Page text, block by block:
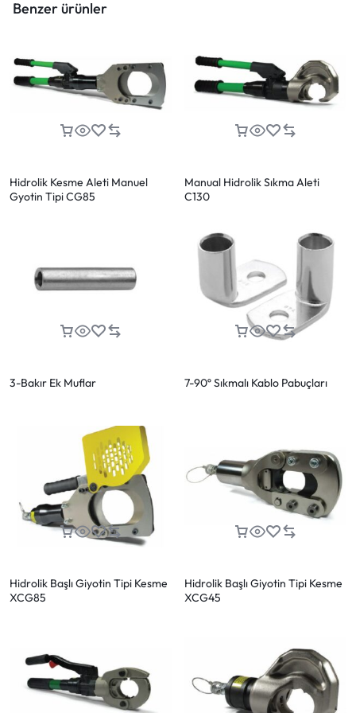
Benzer ürünler
Hidrolik Kesme Aleti Manuel
Gyotin Tipi CG85
Manual Hidrolik Sıkma Aleti
C130
3-Bakır Ek Muflar 7-90º Sıkmalı Kablo Pabuçları
Hidrolik Başlı Giyotin Tipi Kesme
XCG85
Hidrolik Başlı Giyotin Tipi Kesme
XCG45